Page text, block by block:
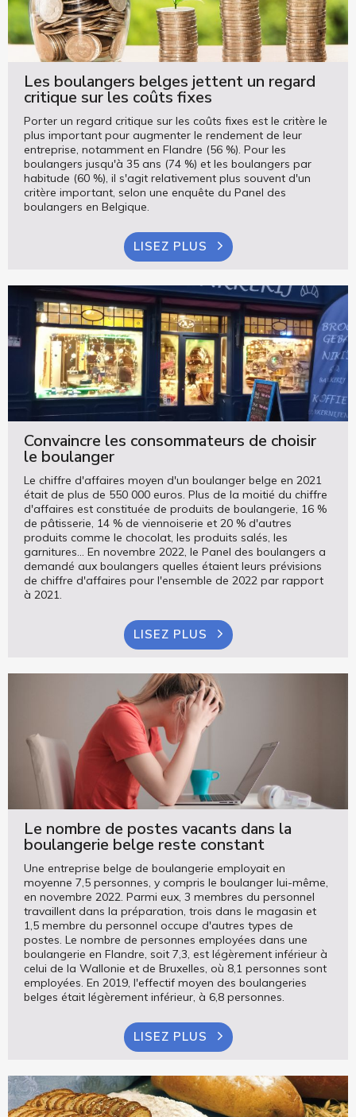
Les boulangers belges jettent un regard
critique sur les coûts fixes
Porter un regard critique sur les coûts fixes est le critère le
plus important pour augmenter le rendement de leur
entreprise, notamment en Flandre (56 %). Pour les
boulangers jusqu'à 35 ans (74 %) et les boulangers par
habitude (60 %), il s'agit relativement plus souvent d'un
critère important, selon une enquête du Panel des
boulangers en Belgique.
LISEZ PLUS
Convaincre les consommateurs de choisir
le boulanger
Le chiffre d'affaires moyen d'un boulanger belge en 2021
était de plus de 550 000 euros. Plus de la moitié du chiffre
d'affaires est constituée de produits de boulangerie, 16 %
de pâtisserie, 14 % de viennoiserie et 20 % d'autres
produits comme le chocolat, les produits salés, les
garnitures... En novembre 2022, le Panel des boulangers a
demandé aux boulangers quelles étaient leurs prévisions
de chiffre d'affaires pour l'ensemble de 2022 par rapport
à 2021.
LISEZ PLUS
Le nombre de postes vacants dans la
boulangerie belge reste constant
Une entreprise belge de boulangerie employait en
moyenne 7,5 personnes, y compris le boulanger lui-même,
en novembre 2022. Parmi eux, 3 membres du personnel
travaillent dans la préparation, trois dans le magasin et
1,5 membre du personnel occupe d'autres types de
postes. Le nombre de personnes employées dans une
boulangerie en Flandre, soit 7,3, est légèrement inférieur à
celui de la Wallonie et de Bruxelles, où 8,1 personnes sont
employées. En 2019, l'effectif moyen des boulangeries
belges était légèrement inférieur, à 6,8 personnes.
LISEZ PLUS